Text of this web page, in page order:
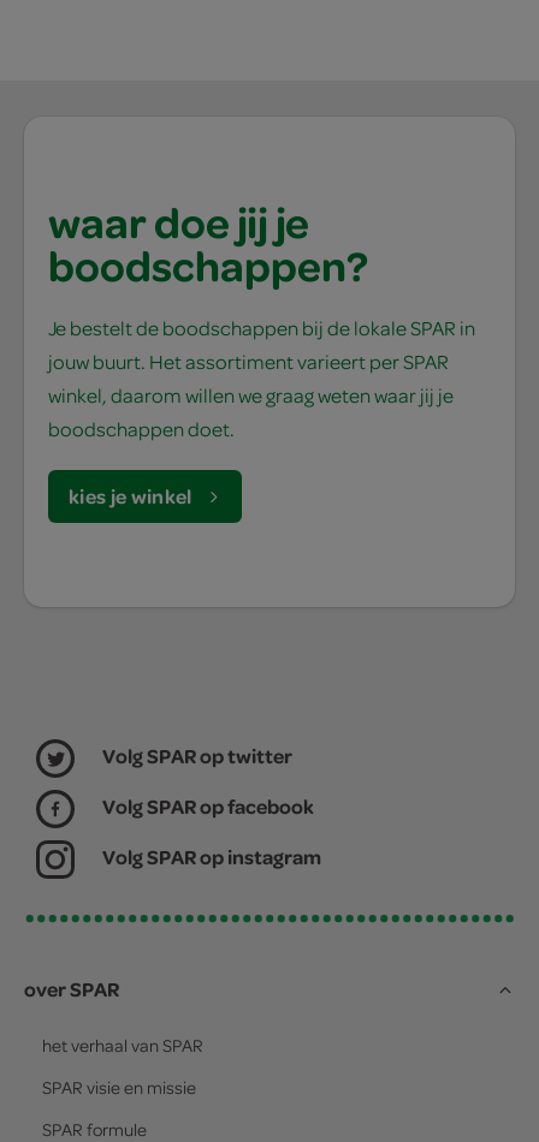
waar doe jij je
boodschappen?
Je bestelt de boodschappen bij de lokale SPAR in
jouw buurt. Het assortiment varieert per SPAR
winkel, daarom willen we graag weten waar jij je
boodschappen doet.
kies je winkel
Volg SPAR op twitter
Volg SPAR op facebook
Volg SPAR op instagram
over SPAR
het verhaal van SPAR
SPAR visie en missie
SPAR formule